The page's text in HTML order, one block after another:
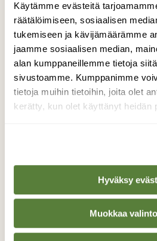
Käytämme evästeitä
räätälöimiseen, sosiaalisen
tukemiseen ja kävijämäärämme
jaamme sosiaalisen median,
alan kumppaneillemme tietoja
sivustoamme. Kumppanimme
tietoja muihin tietoihin, joita olet
kerätty, kun olet käyttänyt heidän
Hyväksy
Muokkaa
Haarapääskyt
Kuunvirran
Valokuvaaja: Jaana
4.6.2025
TAKAISIN